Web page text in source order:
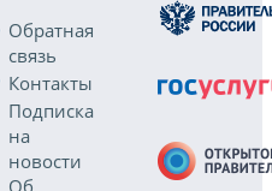
Обратная
связь
Контакты
Подписка
на
новости
Об